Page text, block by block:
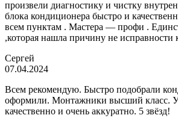
произвели диагностику и чистку
блока кондиционера быстро и
всем пунктам . Мастера — профи .
,которая нашла причину не исправности
Сергей
07.04.2024
Всем рекомендую. Быстро подобрали
оформили. Монтажники высший класс.
качественно и очень аккуратно. 5 звёзд!